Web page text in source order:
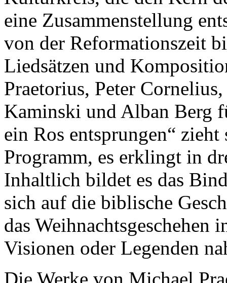
eine Zusammenstellung
von der Reformationszeit
Liedsätzen und
Praetorius, Peter
Kaminski und Alban Berg
ein Ros entsprungen“
Programm, es erklingt in
Inhaltlich bildet es das
sich auf die biblische
das Weihnachtsgeschehen
Visionen oder Legenden